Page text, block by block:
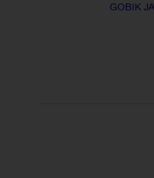
GOBIK